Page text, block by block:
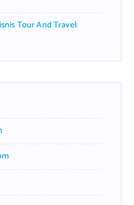
Tour And Travel: